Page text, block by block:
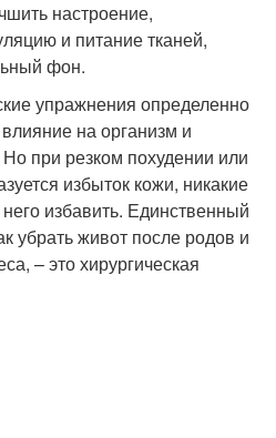
настроение,
и питание тканей,
фон.
упражнения определенно
на организм и
при резком похудении или
избыток кожи, никакие
избавить. Единственный
убрать живот после родов и
– это хирургическая